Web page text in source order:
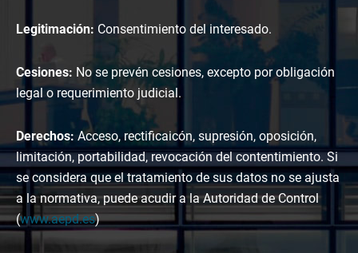
Legitimación: Consentimiento del interesado.
Cesiones: No se prevén cesiones, excepto por obligación
legal o requerimiento judicial.
Derechos: Acceso, rectificaicón, supresión, oposición,
limitación, portabilidad, revocación del contentimiento. Si
se considera que el tratamiento de sus datos no se ajusta
a la normativa, puede acudir a la Autoridad de Control
(www.aepd.es)